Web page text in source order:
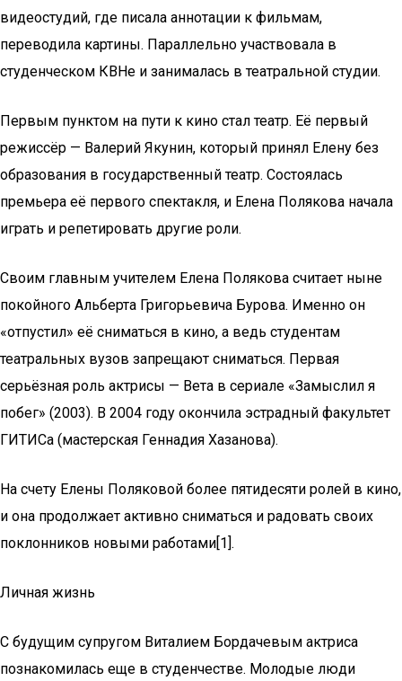
видеостудий, где писала аннотации к фильмам,
переводила картины. Параллельно участвовала в
студенческом КВНе и занималась в театральной студии.
Первым пунктом на пути к кино стал театр. Её первый
режиссёр — Валерий Якунин, который принял Елену без
образования в государственный театр. Состоялась
премьера её первого спектакля, и Елена Полякова начала
играть и репетировать другие роли.
Своим главным учителем Елена Полякова считает ныне
покойного Альберта Григорьевича Бурова. Именно он
«отпустил» её сниматься в кино, а ведь студентам
театральных вузов запрещают сниматься. Первая
серьёзная роль актрисы — Вета в сериале «Замыслил я
побег» (2003). В 2004 году окончила эстрадный факультет
ГИТИСа (мастерская Геннадия Хазанова).
На счету Елены Поляковой более пятидесяти ролей в кино,
и она продолжает активно сниматься и радовать своих
поклонников новыми работами[1].
Личная жизнь
С будущим супругом Виталием Бордачевым актриса
познакомилась еще в студенчестве. Молодые люди